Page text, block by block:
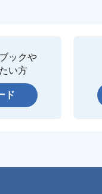
ックや
い方
ド